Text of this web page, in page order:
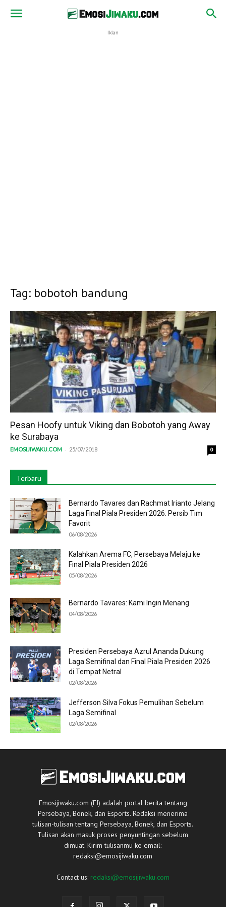
Iklan
Tag: bobotoh bandung
Pesan Hoofy untuk Viking dan Bobotoh yang Away
ke Surabaya
EMOSIJIWAKU.COM - 25/07/2018 0
Terbaru
Bernardo Tavares dan Rachmat Irianto Jelang
Laga Final Piala Presiden 2026: Persib Tim
Favorit
06/08/2026
Kalahkan Arema FC, Persebaya Melaju ke
Final Piala Presiden 2026
05/08/2026
Bernardo Tavares: Kami Ingin Menang
04/08/2026
Presiden Persebaya Azrul Ananda Dukung
Laga Semifinal dan Final Piala Presiden 2026
di Tempat Netral
02/08/2026
Jefferson Silva Fokus Pemulihan Sebelum
Laga Semifinal
02/08/2026
Emosijiwaku.com (EJ) adalah portal berita tentang
Persebaya, Bonek, dan Esports. Redaksi menerima
tulisan-tulisan tentang Persebaya, Bonek, dan Esports.
Tulisan akan masuk proses penyuntingan sebelum
dimuat. Kirim tulisanmu ke email:
redaksi@emosijiwaku.com
Contact us: redaksi@emosijiwaku.com